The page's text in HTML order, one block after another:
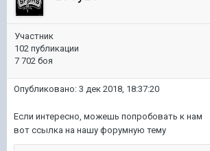
Участник
102 публикации
7 702 боя
Опубликовано: 3 дек 2018, 18:37:20
Если интересно, можешь попробовать к нам
вот ссылка на нашу форумную тему